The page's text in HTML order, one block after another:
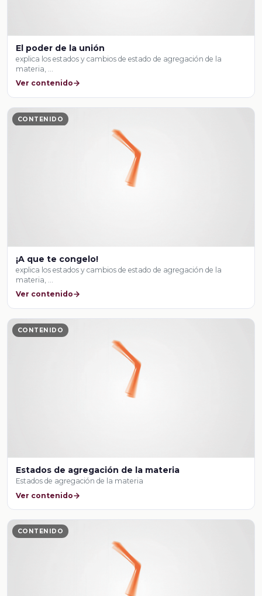
El poder de la unión
explica los estados y cambios de estado de agregación de la
materia, …
Ver contenido
CONTENIDO
¡A que te congelo!
explica los estados y cambios de estado de agregación de la
materia, …
Ver contenido
CONTENIDO
Estados de agregación de la materia
Estados de agregación de la materia
Ver contenido
CONTENIDO